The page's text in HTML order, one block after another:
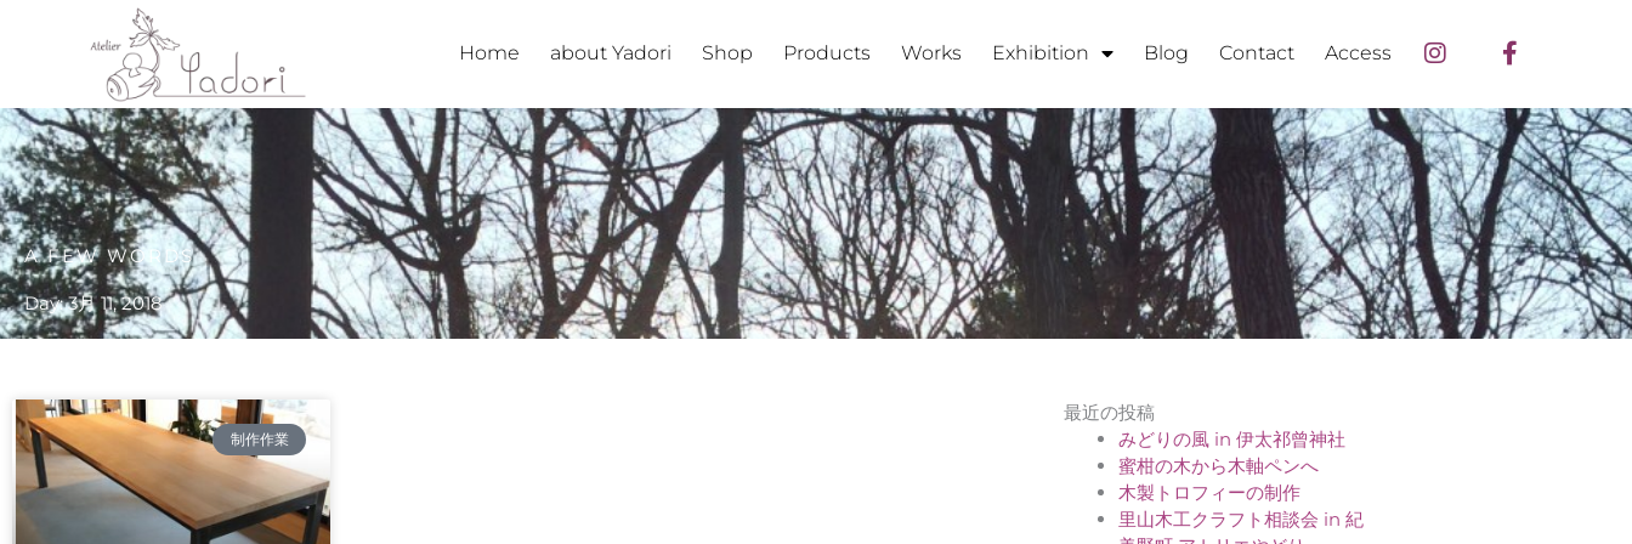
キ
ッ
プ
Home about Yadori Shop Products Works Exhibition Blog Contact Access
Instagram
f
A FEW WORDS
Day: 3月 11, 2018
制作作業
最近の投稿
みどりの風 in 伊太祁曾神社
蜜柑の木から木軸ペンへ
木製トロフィーの制作
里山木工クラフト相談会 in 紀